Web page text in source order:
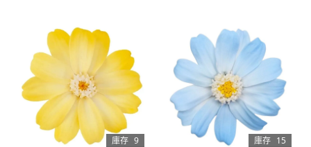
庫存 9 庫存 15